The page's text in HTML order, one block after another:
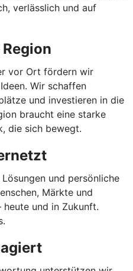
verlässlich und auf
vor Ort fördern wir
Wir schaffen
und investieren in die
braucht eine starke
die sich bewegt.
und persönliche
Märkte und
heute und in Zukunft.